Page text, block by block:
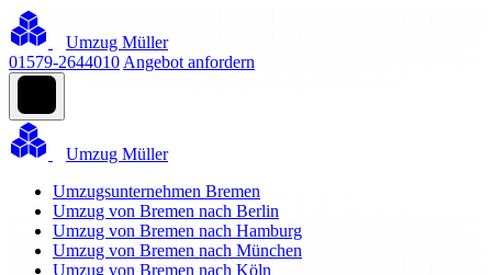
Umzug Müller
01579-2644010 Angebot anfordern
Umzug Müller
Umzugsunternehmen Bremen
Umzug von Bremen nach Berlin
Umzug von Bremen nach Hamburg
Umzug von Bremen nach München
Umzug von Bremen nach Köln